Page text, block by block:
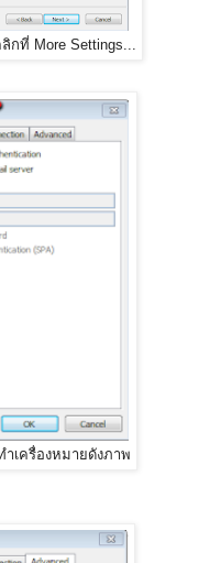
กที่ More Settings...
ำเครื่องหมายดังภาพ